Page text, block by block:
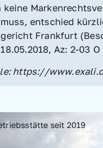
keine
entschied
Frankfurt
Az: 2-03 O
https://
seit 2019